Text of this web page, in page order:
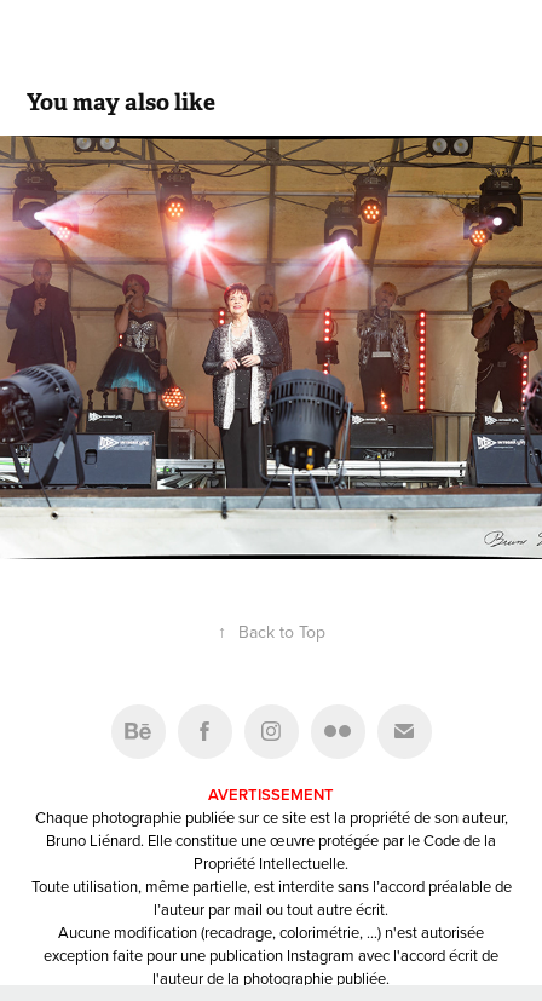
You may also like
Fabienne Thibeault - Hommage à
Starmania
2024
↑ Back to Top
AVERTISSEMENT
Chaque photographie publiée sur ce site est la propriété de son auteur,
Bruno Liénard. Elle constitue une œuvre protégée par le Code de la
Propriété Intellectuelle.
Toute utilisation, même partielle, est interdite sans l’accord préalable de
l’auteur par mail ou tout autre écrit.
Aucune modification (recadrage, colorimétrie, …) n'est autorisée
exception faite pour une publication Instagram avec l'accord écrit de
l'auteur de la photographie publiée.